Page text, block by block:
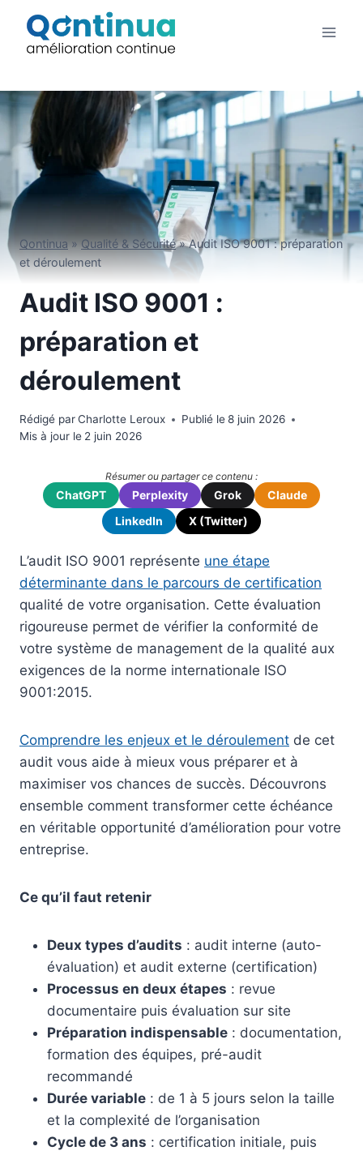
contenu
Qontinua»Qualité & Sécurité»Audit ISO 9001 : préparation
et déroulement
Audit ISO 9001 :
préparation et
déroulement
Rédigé parCharlotte Leroux Publié le 8 juin 2026
Mis à jour le 2 juin 2026
Résumer ou partager ce contenu :
ChatGPT Perplexity Grok
Claude
LinkedIn
X (Twitter)
L’audit ISO 9001 représente une étape
déterminante dans le parcours de certification
qualité de votre organisation. Cette évaluation
rigoureuse permet de vérifier la conformité de
votre système de management de la qualité aux
exigences de la norme internationale ISO
9001:2015.
Comprendre les enjeux et le déroulement de cet
audit vous aide à mieux vous préparer et à
maximiser vos chances de succès. Découvrons
ensemble comment transformer cette échéance
en véritable opportunité d’amélioration pour votre
entreprise.
Ce qu’il faut retenir
Deux types d’audits : audit interne (auto-
évaluation) et audit externe (certification)
Processus en deux étapes : revue
documentaire puis évaluation sur site
Préparation indispensable : documentation,
formation des équipes, pré-audit
recommandé
Durée variable : de 1 à 5 jours selon la taille
et la complexité de l’organisation
Cycle de 3 ans : certification initiale, puis